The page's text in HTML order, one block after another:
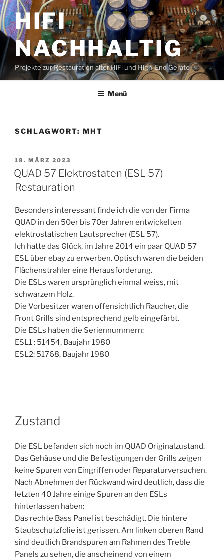
Zum
Inhalt
springenHIFI
NACHHALTIG
Projekte zur Restauration alter HiFi und High-End Geräte
Menü
SCHLAGWORT: MHT
VERÖFFENTLICHT
AM
18. MÄRZ 2023
QUAD 57 Elektrostaten (ESL 57)
Restauration
Besonders interessant finde ich die von der Firma
QUAD in den 50er bis 70er Jahren entwickelten
elektrostatischen Lautsprecher (ESL 57).
Ich hatte das Glück, im Jahre 2014 ein paar QUAD 57
ESL über ebay zu erwerben. Optisch waren die beiden
Flächenstrahler eine Herausforderung.
Die ESLs waren ursprünglich einmal weiss, mit
schwarzem Holz.
Die Vorbesitzer waren offensichtlich Raucher, die
Front Grills sind entsprechend gelb eingefärbt.
Die ESLs haben die Seriennummern:
ESL1 : 51454, Baujahr 1980
ESL2: 51768, Baujahr 1980
Zustand
Die ESL befanden sich noch im QUAD Originalzustand.
Das Gehäuse und die Befestigungen der Grills zeigen
keine Spuren von Eingriffen oder Reparaturversuchen.
Nach Abnehmen der Rückwand wird deutlich, dass die
letzten 40 Jahre einige Spuren an den ESLs
hinterlassen haben:
Das rechte Bass Panel ist beschädigt. Die hintere
Staubschutzfolie ist gerissen. Am linken oberen Rand
sind deutlich Brandspuren am Rahmen des Treble
Panels zu sehen, die anscheinend von einem